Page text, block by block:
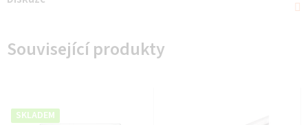
Související produkty
SKLADEM